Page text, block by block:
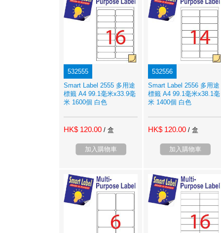
532555
Smart Label 2555 多用途
標籤 A4 99.1毫米x33.9毫
米 1600個 白色
HK$ 120.00 / 盒
加入購物車
532556
Smart Label 2556 多用途
標籤 A4 99.1毫米x38.1毫
米 1400個 白色
HK$ 120.00 / 盒
加入購物車